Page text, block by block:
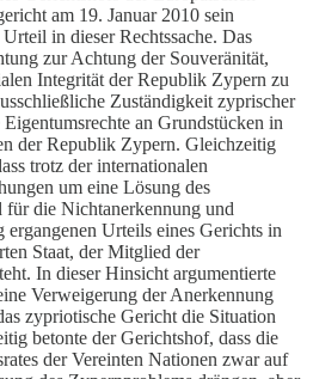
am 19. Januar 2010 sein
in dieser Rechtssache. Das
zur Achtung der Souveränität,
Integrität der Republik Zypern zu
Zuständigkeit zyprischer
an Grundstücken in
der Republik Zypern. Gleichzeitig
trotz der internationalen
um eine Lösung des
die Nichtanerkennung und
ergangenen Urteils eines Gerichts in
Staat, der Mitglied der
In dieser Hinsicht argumentierte
Verweigerung der Anerkennung
zypriotische Gericht die Situation
betonte der Gerichtshof, dass die
der Vereinten Nationen zwar auf